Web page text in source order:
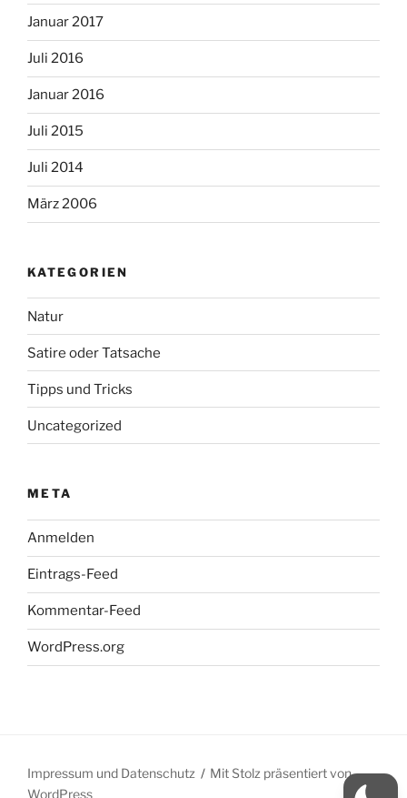
Januar 2017
Juli 2016
Januar 2016
Juli 2015
Juli 2014
März 2006
KATEGORIEN
Natur
Satire oder Tatsache
Tipps und Tricks
Uncategorized
META
Anmelden
Eintrags-Feed
Kommentar-Feed
WordPress.org
Impressum und Datenschutz
Mit Stolz präsentiert von
WordPress